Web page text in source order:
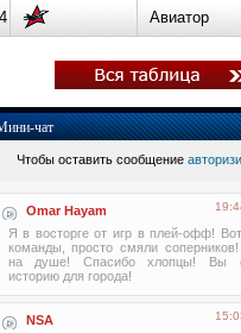
Авиатор
чат
Чтобы оставить сообщение
Omar Hayam
Я в восторге от игр в плей-офф!
команды, просто смяли
на душе! Спасибо хлопцы! Вы
историю для города!
NSA